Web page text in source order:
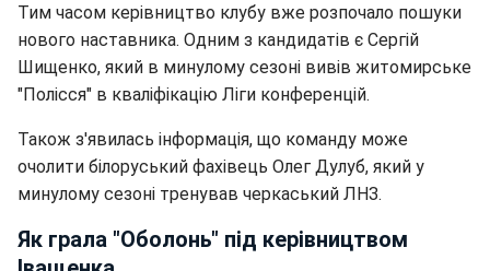
Тим часом керівництво клубу вже розпочало пошуки
нового наставника. Одним з кандидатів є Сергій
Шищенко, який в минулому сезоні вивів житомирське
"Полісся" в кваліфікацію Ліги конференцій.
Також з'явилась інформація, що команду може
очолити білоруський фахівець Олег Дулуб, який у
минулому сезоні тренував черкаський ЛНЗ.
Як грала "Оболонь" під керівництвом